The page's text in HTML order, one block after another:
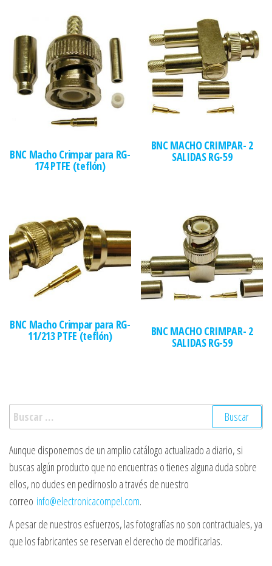
BNC Macho Crimpar para RG-
174 PTFE (teflón)
BNC MACHO CRIMPAR- 2
SALIDAS RG-59
BNC Macho Crimpar para RG-
11/213 PTFE (teflón) BNC MACHO CRIMPAR- 2
SALIDAS RG-59
Buscar:
Aunque disponemos de un amplio catálogo actualizado a diario, si
buscas algún producto que no encuentras o tienes alguna duda sobre
ellos, no dudes en pedírnoslo a través de nuestro
correo info@electronicacompel.com.
A pesar de nuestros esfuerzos, las fotografías no son contractuales, ya
que los fabricantes se reservan el derecho de modificarlas.